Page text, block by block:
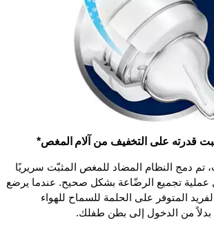
قدرته على التخفيف من آلام المغص*
تم دمج النظام المضاد للمغص المثبّت سريريًا
عملية تجميع الرضّاعة بشكل صحيح. عندما يرضع
المتوفر على الحلمة للسماح للهواء
بدلاً من الدخول إلى بطن طفلك.